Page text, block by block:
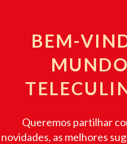
BEM-
Queremos partilhar
novidades, as melhores